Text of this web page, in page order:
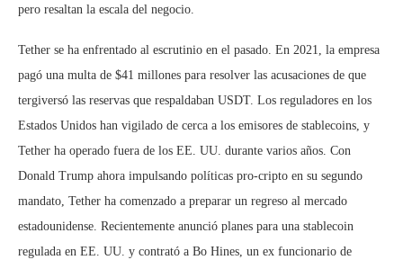
pero resaltan la escala del negocio.
Tether se ha enfrentado al escrutinio en el pasado. En 2021, la empresa
pagó una multa de $41 millones para resolver las acusaciones de que
tergiversó las reservas que respaldaban USDT. Los reguladores en los
Estados Unidos han vigilado de cerca a los emisores de stablecoins, y
Tether ha operado fuera de los EE. UU. durante varios años. Con
Donald Trump ahora impulsando políticas pro-cripto en su segundo
mandato, Tether ha comenzado a preparar un regreso al mercado
estadounidense. Recientemente anunció planes para una stablecoin
regulada en EE. UU. y contrató a Bo Hines, un ex funcionario de